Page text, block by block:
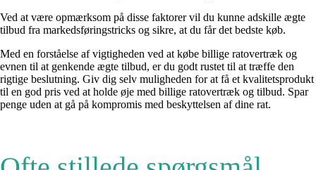
Ved at være opmærksom på disse faktorer vil du kunne adskille ægte
tilbud fra markedsføringstricks og sikre, at du får det bedste køb.
Med en forståelse af vigtigheden ved at købe billige ratovertræk og
evnen til at genkende ægte tilbud, er du godt rustet til at træffe den
rigtige beslutning. Giv dig selv muligheden for at få et kvalitetsprodukt
til en god pris ved at holde øje med billige ratovertræk og tilbud. Spar
penge uden at gå på kompromis med beskyttelsen af dine rat.